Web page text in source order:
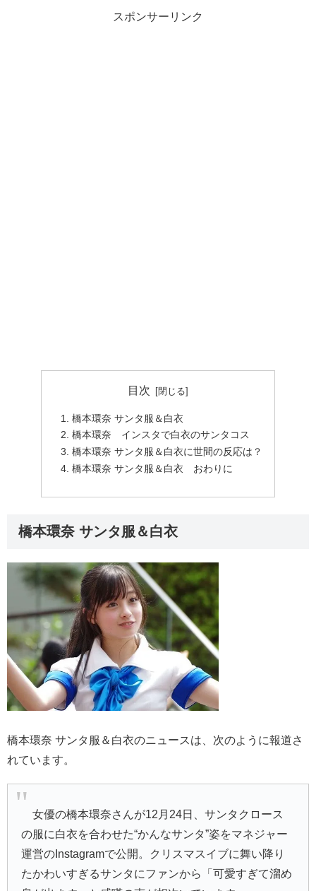
スポンサーリンク
目次
橋本環奈 サンタ服＆白衣
橋本環奈 インスタで白衣のサンタコス
橋本環奈 サンタ服＆白衣に世間の反応は？
橋本環奈 サンタ服＆白衣 おわりに
橋本環奈 サンタ服＆白衣
橋本環奈 サンタ服＆白衣のニュースは、次のように報道さ
れています。
女優の橋本環奈さんが12月24日、サンタクロース
の服に白衣を合わせた“かんなサンタ”姿をマネジャー
運営のInstagramで公開。クリスマスイブに舞い降り
たかわいすぎるサンタにファンから「可愛すぎて溜め